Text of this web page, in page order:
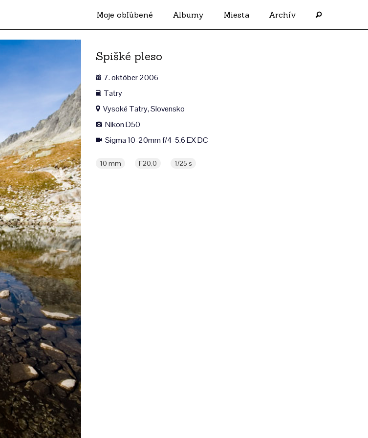
Moje obľúbené Albumy Miesta Archív
Spišké pleso
7. október 2006
Tatry
Vysoké Tatry, Slovensko
Nikon D50
Sigma 10-20mm f/4-5.6 EX DC
10 mm F20,0 1/25 s